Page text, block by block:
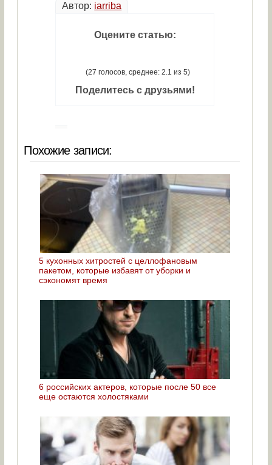
Автор: iarriba
Оцените статью:
(27 голосов, среднее: 2.1 из 5)
Поделитесь с друзьями!
Похожие записи:
5 кухонных хитростей с целлофановым
пакетом, которые избавят от уборки и
сэкономят время
6 российских актеров, которые после 50 все
еще остаются холостяками